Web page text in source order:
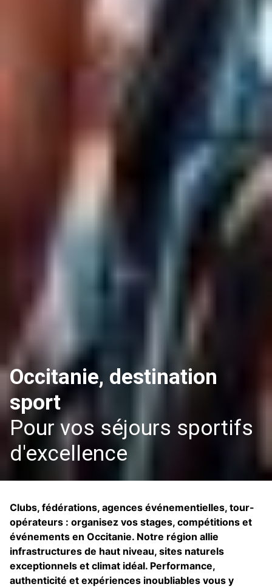
Occitanie, destination
sport
Pour vos séjours sportifs
d'excellence
Clubs, fédérations, agences événementielles, tour-
opérateurs : organisez vos stages, compétitions et
événements en Occitanie. Notre région allie
infrastructures de haut niveau, sites naturels
exceptionnels et climat idéal. Performance,
authenticité et expériences inoubliables vous y